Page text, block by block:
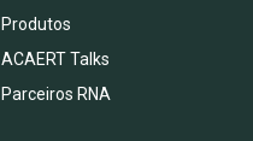
Produtos
ACAERT Talks
Parceiros RNA